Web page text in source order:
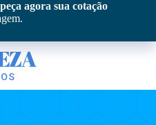
peça agora sua cotação